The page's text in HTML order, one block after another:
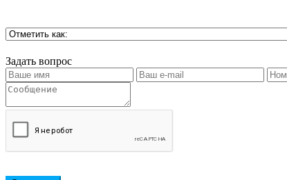
Задать вопрос